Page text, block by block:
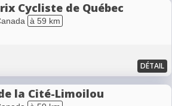
Cycliste de Québec
à 59 km
DÉTAIL
la Cité-Limoilou